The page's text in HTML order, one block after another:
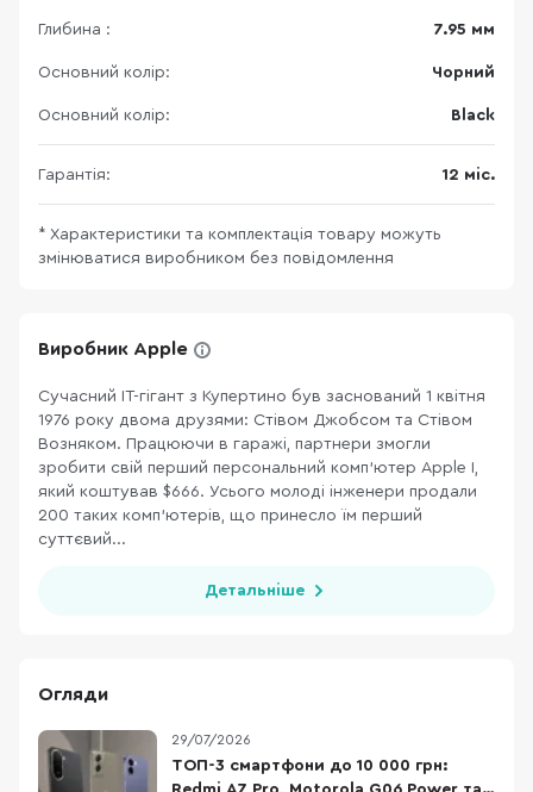
Глибина : 7.95 мм
Основний колір: Чорний
Основний колір: Black
Гарантія: 12 міс.
* Характеристики та комплектація товару можуть
змінюватися виробником без повідомлення
Виробник Apple
Сучасний ІТ-гігант з Купертино був заснований 1 квітня
1976 року двома друзями: Стівом Джобсом та Стівом
Возняком. Працюючи в гаражі, партнери змогли
зробити свій перший персональний комп’ютер Apple I,
який коштував $666. Усього молоді інженери продали
200 таких комп’ютерів, що принесло їм перший
суттєвий...
Детальніше
Огляди
29/07/2026
ТОП-3 смартфони до 10 000 грн: